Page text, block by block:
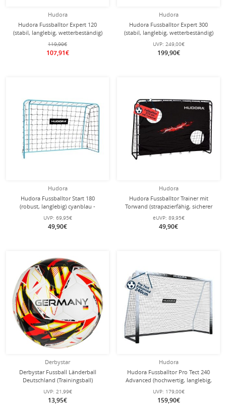
Hudora
Hudora Fussballtor Expert 120
(stabil, langlebig, wetterbeständig)
weiss - 120x80x60cm
119,90€
107,91€
Hudora
Hudora Fussballtor Expert 300
(stabil, langlebig, wetterbeständig)
weiss - 300x200x120cm
UVP: 249,00€
199,90€
Hudora
Hudora Fussballtor Start 180
(robust, langlebig) cyanblau -
180x120x60cm
UVP: 69,95€
49,90€
Hudora
Hudora Fussballtor Trainer mit
Torwand (strapazierfähig, sicherer
Halt) schwarz - 213x152x76cm
eUVP: 89,95€
49,90€
Derbystar
Derbystar Fussball Länderball
Deutschland (Trainingsball)
weiss/schwarz/rot/gelb - 1 Ball
UVP: 21,99€
13,95€
Hudora
Hudora Fussballtor Pro Tect 240
Advanced (hochwertig, langlebig,
einfacher Aufbau) weiss -
240x160x85cm
UVP: 179,00€
159,90€